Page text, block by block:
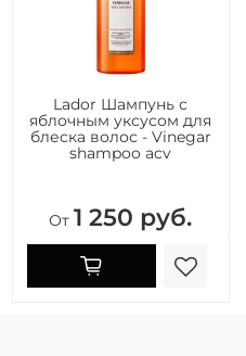
Lador Шампунь с
яблочным уксусом для
блеска волос - Vinegar
shampoo acv
От 1 250 руб.